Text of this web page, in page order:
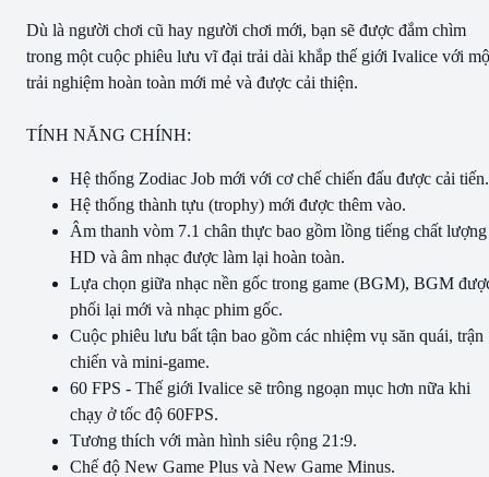
Dù là người chơi cũ hay người chơi mới, bạn sẽ được đắm chìm
trong một cuộc phiêu lưu vĩ đại trải dài khắp thế giới Ivalice với
trải nghiệm hoàn toàn mới mẻ và được cải thiện.
TÍNH NĂNG CHÍNH:
Hệ thống Zodiac Job mới với cơ chế chiến đấu được cải tiến.
Hệ thống thành tựu (trophy) mới được thêm vào.
Âm thanh vòm 7.1 chân thực bao gồm lồng tiếng chất lượng
HD và âm nhạc được làm lại hoàn toàn.
Lựa chọn giữa nhạc nền gốc trong game (BGM), BGM
phối lại mới và nhạc phim gốc.
Cuộc phiêu lưu bất tận bao gồm các nhiệm vụ săn quái, trận
chiến và mini-game.
60 FPS - Thế giới Ivalice sẽ trông ngoạn mục hơn nữa khi
chạy ở tốc độ 60FPS.
Tương thích với màn hình siêu rộng 21:9.
Chế độ New Game Plus và New Game Minus.